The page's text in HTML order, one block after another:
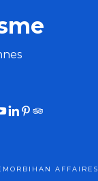
MORBIHAN AFFAIRES